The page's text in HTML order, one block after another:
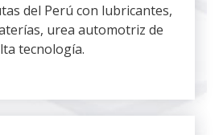
del Perú con lubricantes,
urea automotriz de
tecnología.